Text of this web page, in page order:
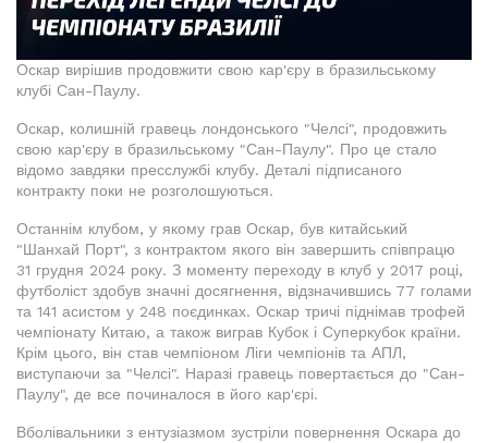
Оскар вирішив продовжити свою кар'єру в бразильському
клубі Сан-Паулу.
Оскар, колишній гравець лондонського "Челсі", продовжить
свою кар'єру в бразильському "Сан-Паулу". Про це стало
відомо завдяки пресслужбі клубу. Деталі підписаного
контракту поки не розголошуються.
Останнім клубом, у якому грав Оскар, був китайський
"Шанхай Порт", з контрактом якого він завершить співпрацю
31 грудня 2024 року. З моменту переходу в клуб у 2017 році,
футболіст здобув значні досягнення, відзначившись 77 голами
та 141 асистом у 248 поєдинках. Оскар тричі піднімав трофей
чемпіонату Китаю, а також виграв Кубок і Суперкубок країни.
Крім цього, він став чемпіоном Ліги чемпіонів та АПЛ,
виступаючи за "Челсі". Наразі гравець повертається до "Сан-
Паулу", де все починалося в його кар'єрі.
Вболівальники з ентузіазмом зустріли повернення Оскара до